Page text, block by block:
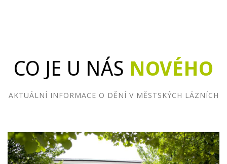
CO JE U NÁS NOVÉHO
AKTUÁLNÍ INFORMACE O DĚNÍ V MĚSTSKÝCH LÁZNÍCH